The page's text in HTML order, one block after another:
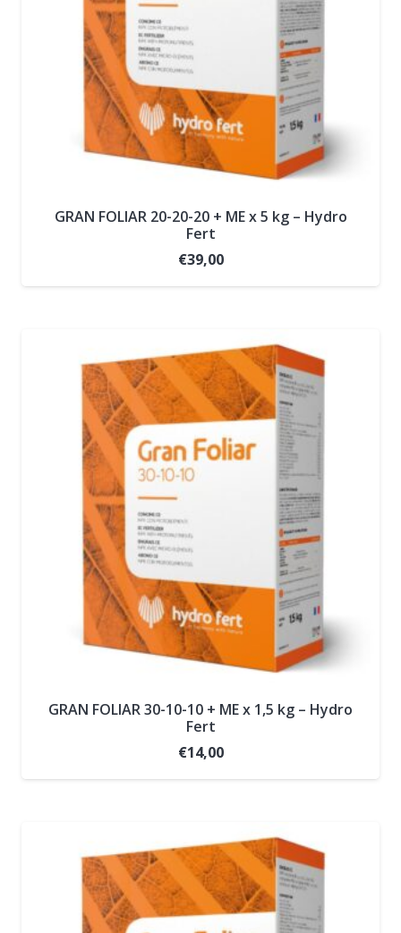
GRAN FOLIAR 20-20-20 + ME x 5 kg – Hydro
Fert
€39,00
GRAN FOLIAR 30-10-10 + ME x 1,5 kg – Hydro
Fert
€14,00